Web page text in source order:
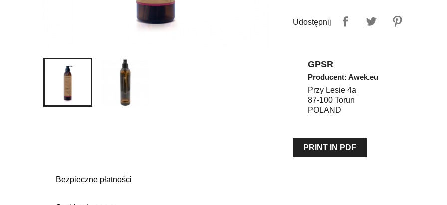
Udostępnij
GPSR
Producent: Awek.eu
Przy Lesie 4a
87-100 Torun
POLAND
PRINT IN PDF
Bezpieczne płatności